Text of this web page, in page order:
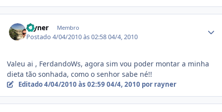
rayner Membro
Postado4/04/2010 às 02:5804/4, 2010
Valeu ai , FerdandoWs, agora sim vou poder montar a minha
dieta tão sonhada, como o senhor sabe né!!
Editado4/04/2010 às 02:59 04/4, 2010 por rayner